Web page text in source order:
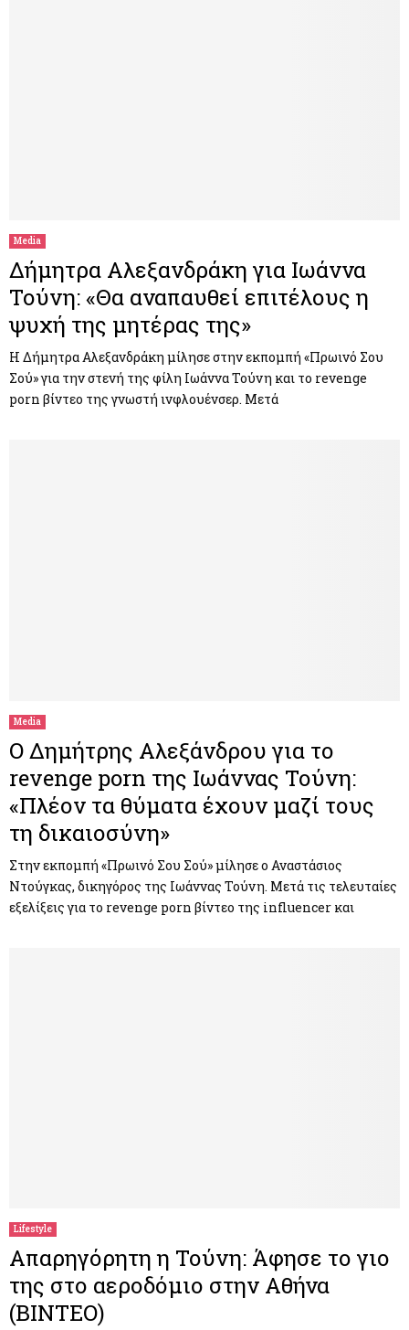
Media
Δήμητρα Αλεξανδράκη για Ιωάννα
Τούνη: «Θα αναπαυθεί επιτέλους η
ψυχή της μητέρας της»
Η Δήμητρα Αλεξανδράκη μίλησε στην εκπομπή «Πρωινό Σου
Σού» για την στενή της φίλη Ιωάννα Τούνη και το revenge
porn βίντεο της γνωστή ινφλουένσερ. Μετά
Media
O Δημήτρης Αλεξάνδρου για το
revenge porn της Ιωάννας Τούνη:
«Πλέον τα θύματα έχουν μαζί τους
τη δικαιοσύνη»
Στην εκπομπή «Πρωινό Σου Σού» μίλησε ο Αναστάσιος
Ντούγκας, δικηγόρος της Ιωάννας Τούνη. Μετά τις τελευταίες
εξελίξεις για το revenge porn βίντεο της influencer και
Lifestyle
Απαρηγόρητη η Τούνη: Άφησε το γιο
της στο αεροδόμιο στην Αθήνα
(ΒΙΝΤΕΟ)